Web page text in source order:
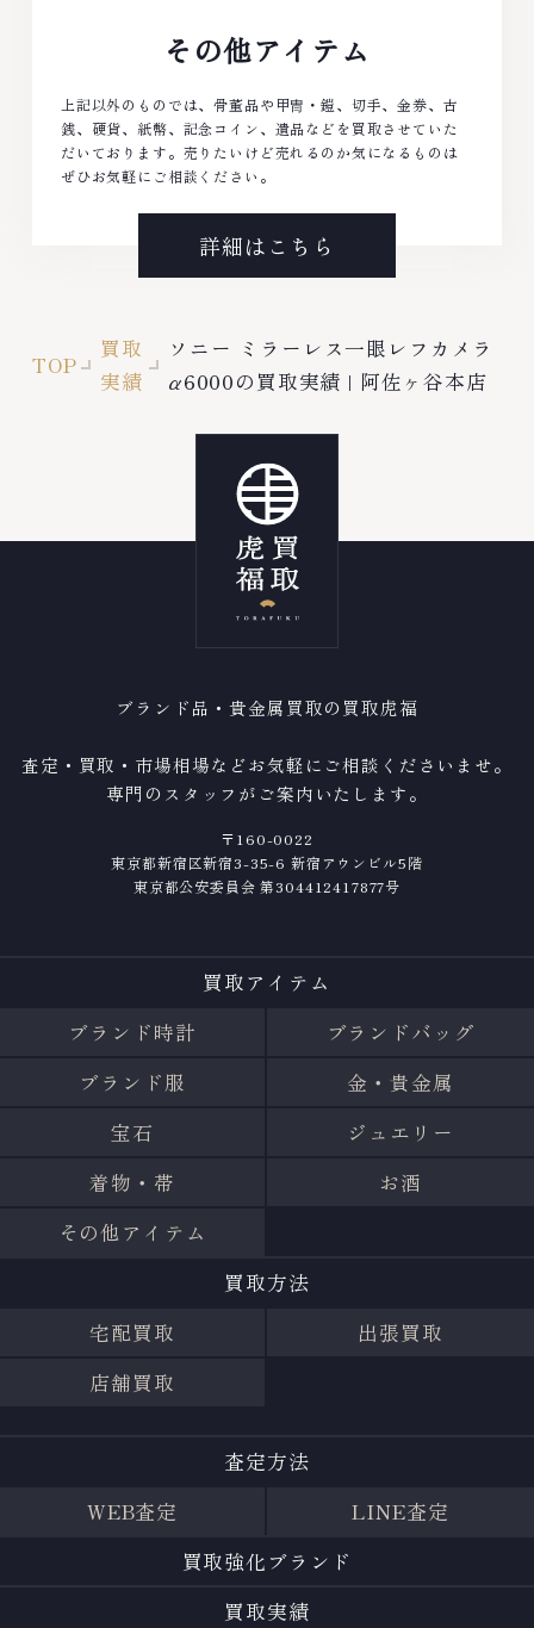
その他アイテム
上記以外のものでは、骨董品や甲冑・鎧、切手、金券、古
銭、硬貨、紙幣、記念コイン、遺品などを買取させていた
だいております。売りたいけど売れるのか気になるものは
ぜひお気軽にご相談ください。
詳細はこちら
TOP
買取
実績
ソニー ミラーレス一眼レフカメラ
α6000の買取実績 | 阿佐ヶ谷本店
ブランド品・貴金属買取の買取虎福
査定・買取・市場相場などお気軽にご相談くださいませ。
専門のスタッフがご案内いたします。
〒160-0022
東京都新宿区新宿3-35-6 新宿アウンビル5階
東京都公安委員会 第304412417877号
買取アイテム
ブランド時計
ブランドバッグ
ブランド服
金・貴金属
宝石
ジュエリー
着物・帯
お酒
その他アイテム
買取方法
宅配買取
出張買取
店舗買取
査定方法
WEB査定
LINE査定
買取強化ブランド
買取実績